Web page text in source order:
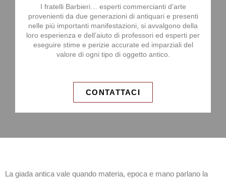
I fratelli Barbieri… esperti commercianti d’arte
provenienti da due generazioni di antiquari e presenti
nelle più importanti manifestazioni, si avvalgono della
loro esperienza e dell’aiuto di professori ed esperti per
eseguire stime e perizie accurate ed imparziali del
valore di ogni tipo di oggetto antico.
CONTATTACI
La giada antica vale quando materia, epoca e mano parlano la